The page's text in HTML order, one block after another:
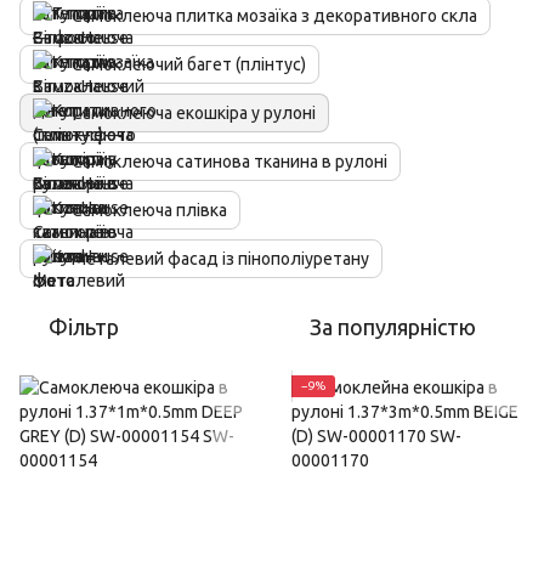
Самоклеюча плитка мозаїка з декоративного скла
Самоклеючий багет (плінтус)
Самоклеюча екошкіра у рулоні
Самоклеюча сатинова тканина в рулоні
Самоклеюча плівка
Металевий фасад із пінополіуретану
Фільтр За популярністю
−9%